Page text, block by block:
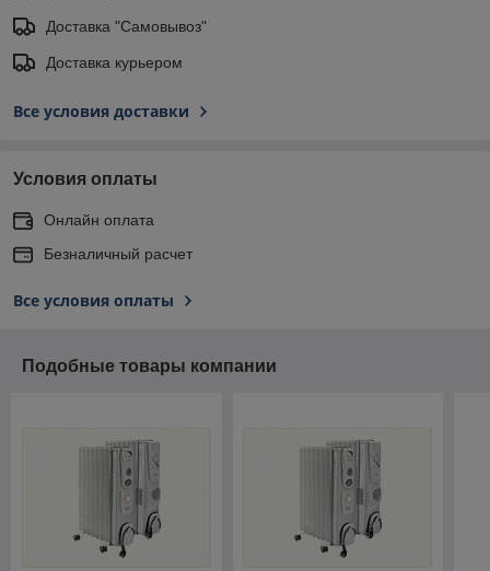
Доставка "Самовывоз"
Доставка курьером
Все условия доставки
Условия оплаты
Онлайн оплата
Безналичный расчет
Все условия оплаты
Подобные товары компании